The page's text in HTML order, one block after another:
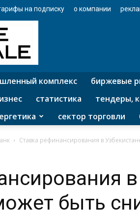
на подписку о компании
комплекс биржевые
статистика тендеры,
сектор торговли
Ставка рефинансирования в
в
быть